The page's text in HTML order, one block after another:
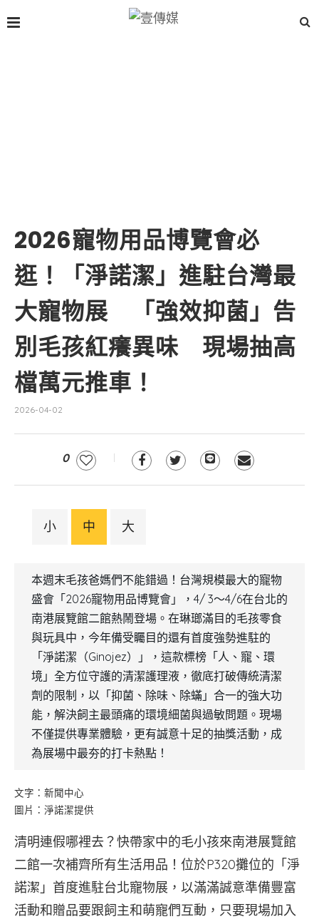
2026寵物用品博覽會必
逛！「淨諾潔」進駐台灣最
大寵物展 「強效抑菌」告
別毛孩紅癢異味 現場抽高
檔萬元推車！
2026-04-02
0
小 中 大
本週末毛孩爸媽們不能錯過！台灣規模最大的寵物
盛會「2026寵物用品博覽會」，4/ 3～4/6在台北的
南港展覽館二館熱鬧登場。在琳瑯滿目的毛孩零食
與玩具中，今年備受矚目的還有首度強勢進駐的
「淨諾潔（Ginojez）」，這款標榜「人、寵、環
境」全方位守護的清潔護理液，徹底打破傳統清潔
劑的限制，以「抑菌、除味、除蟎」合一的強大功
能，解決飼主最頭痛的環境細菌與過敏問題。現場
不僅提供專業體驗，更有誠意十足的抽獎活動，成
為展場中最夯的打卡熱點！
文字：新聞中心
圖片：淨諾潔提供
清明連假哪裡去？快帶家中的毛小孩來南港展覽館
二館一次補齊所有生活用品！位於P320攤位的「淨
諾潔」首度進駐台北寵物展，以滿滿誠意準備豐富
活動和贈品要跟飼主和萌寵們互動，只要現場加入